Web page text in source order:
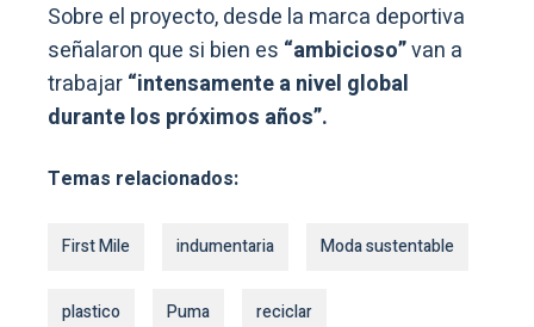
Sobre el proyecto, desde la marca deportiva
señalaron que si bien es “ambicioso”van a
trabajar“intensamente a nivel global
durante los próximos años”.
Temas relacionados:
First Mile indumentaria Moda sustentable
plastico Puma reciclar